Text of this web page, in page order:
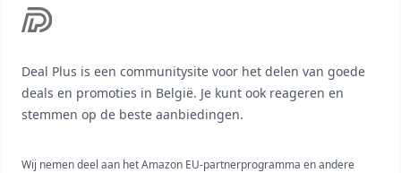
Deal Plus is een communitysite voor het delen van goede
deals en promoties in België. Je kunt ook reageren en
stemmen op de beste aanbiedingen.
Wij nemen deel aan het Amazon EU-partnerprogramma en andere